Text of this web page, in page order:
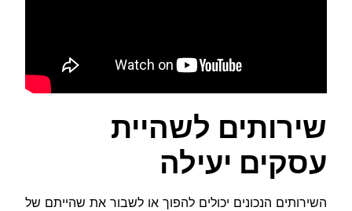
שירותים לשהיית
עסקים יעילה
השירותים הנכונים יכולים להפוך או לשבור את שהייתם של